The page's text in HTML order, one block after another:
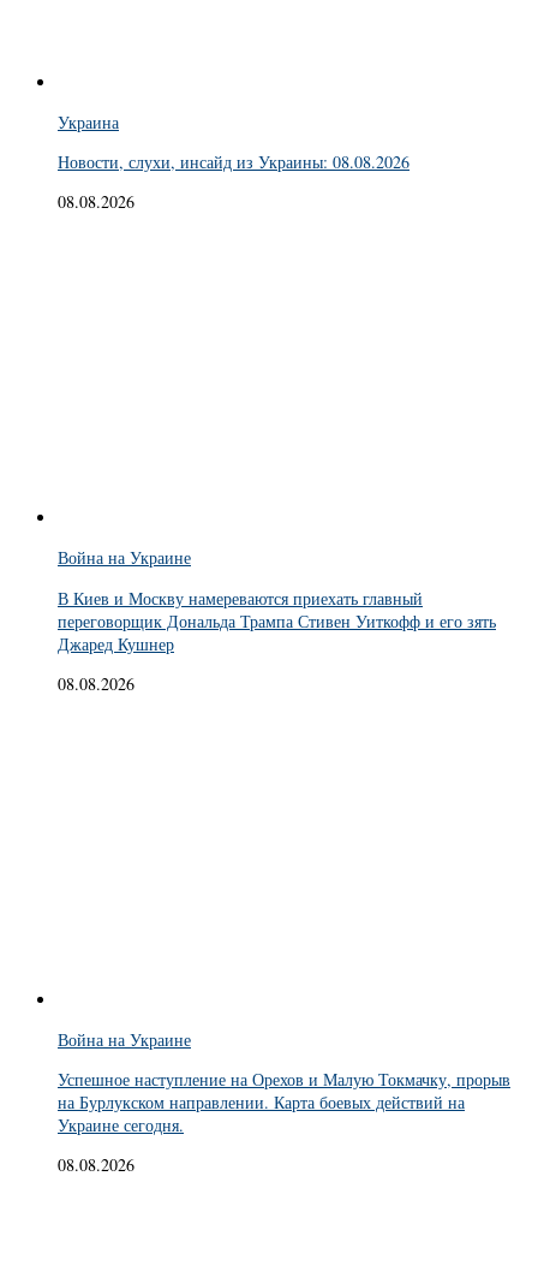
Украина
Новости, слухи, инсайд из Украины: 08.08.2026
08.08.2026
Война на Украине
В Киев и Москву намереваются приехать главный
переговорщик Дональда Трампа Стивен Уиткофф и его зять
Джаред Кушнер
08.08.2026
Война на Украине
Успешное наступление на Орехов и Малую Токмачку, прорыв
на Бурлукском направлении. Карта боевых действий на
Украине сегодня.
08.08.2026